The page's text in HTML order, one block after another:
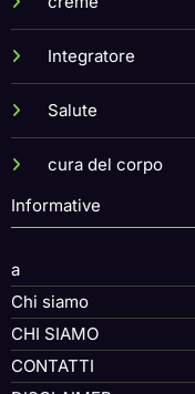
creme
Integratore
Salute
cura del corpo
Informative
a
Chi siamo
CHI SIAMO
CONTATTI